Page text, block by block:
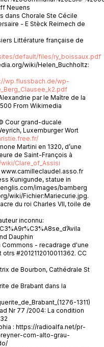
Neuens
dans Chorale Ste Cécile
- E Stèck Reimech de
Littérature française de
default/files/ry_boissaux.pdf
wiki/Helen_Buchholtz:
wp.flussbach.de/wp-
par le Maître de la
From Wikimedia
Cour grand-ducale
Luxemburger Wort
Martini en 1320, d’une
de Saint-François à
Clare_of_Assisi
Kunigunde, statue in
images/bamberg
wiki/Fichier:Mariecurie.jpg.
du roi Charles VII, toile de
inconnu:
Dauphin
- recadrage d'une
#2012112010011362. CC
de Bourbon, Cathédrale St
de Brabant dans la
1311)
Nr 77 /2004: La condition
: https://radioalfa.net/pr-
com-alto-grau-